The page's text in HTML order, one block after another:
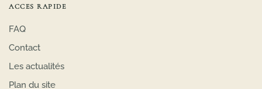
ACCES RAPIDE
FAQ
Contact
Les actualités
Plan du site